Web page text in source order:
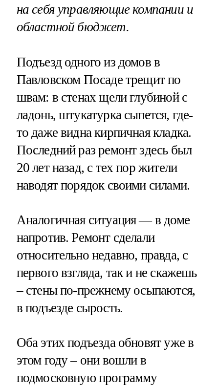
на себя управляющие компании и
областной бюджет.
Подъезд одного из домов в
Павловском Посаде трещит по
швам: в стенах щели глубиной с
ладонь, штукатурка сыпется, где-
то даже видна кирпичная кладка.
Последний раз ремонт здесь был
20 лет назад, с тех пор жители
наводят порядок своими силами.
Аналогичная ситуация — в доме
напротив. Ремонт сделали
относительно недавно, правда, с
первого взгляда, так и не скажешь
– стены по-прежнему осыпаются,
в подъезде сырость.
Оба этих подъезда обновят уже в
этом году – они вошли в
подмосковную программу